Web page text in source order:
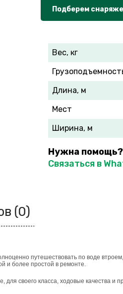
Подберем
Вес, кг
Длина, м
Мест
Ширина, м
Нужна
Связаться в
(0)
путешествовать по воде
и более простой в ремонте.
своего класса, ходовые качества и